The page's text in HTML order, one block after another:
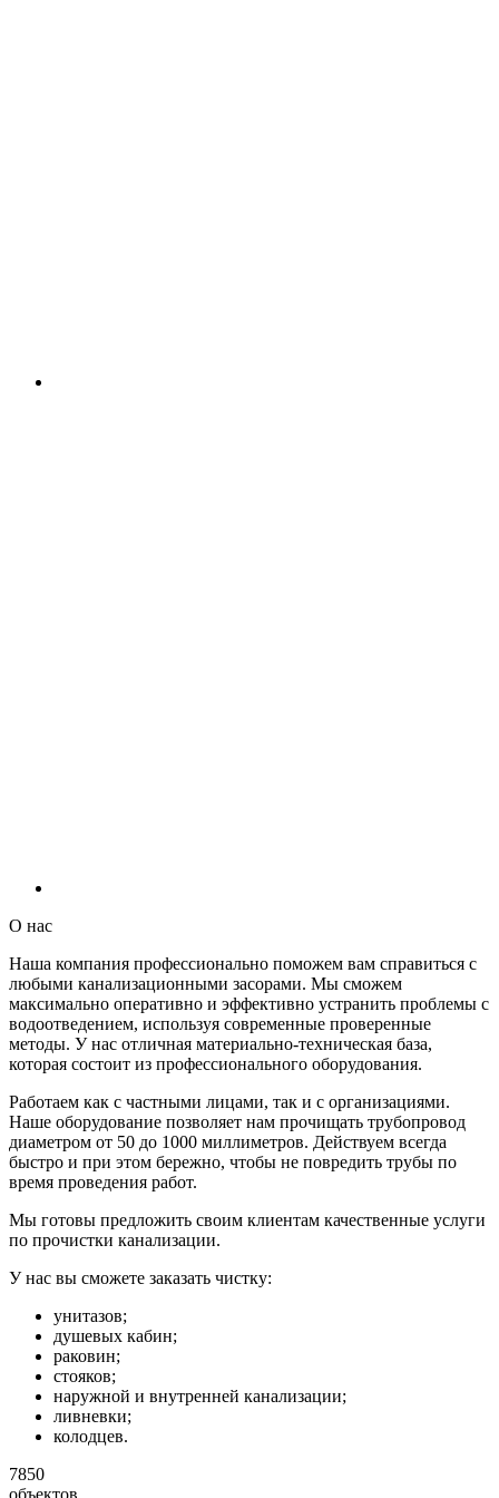
О нас
Наша компания профессионально поможем вам справиться с
любыми канализационными засорами. Мы сможем
максимально оперативно и эффективно устранить проблемы с
водоотведением, используя современные проверенные
методы. У нас отличная материально-техническая база,
которая состоит из профессионального оборудования.
Работаем как с частными лицами, так и с организациями.
Наше оборудование позволяет нам прочищать трубопровод
диаметром от 50 до 1000 миллиметров. Действуем всегда
быстро и при этом бережно, чтобы не повредить трубы по
время проведения работ.
Мы готовы предложить своим клиентам качественные услуги
по прочистки канализации.
У нас вы сможете заказать чистку:
унитазов;
душевых кабин;
раковин;
стояков;
наружной и внутренней канализации;
ливневки;
колодцев.
7850
объектов